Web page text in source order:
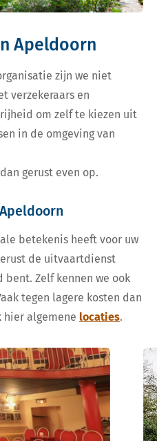
Apeldoorn
zijn we niet
verzekeraars en
om zelf te kiezen uit
in de omgeving van
gerust even op.
betekenis heeft voor uw
de uitvaartdienst
bent. Zelf kennen we ook
tegen lagere kosten dan
algemene locaties.